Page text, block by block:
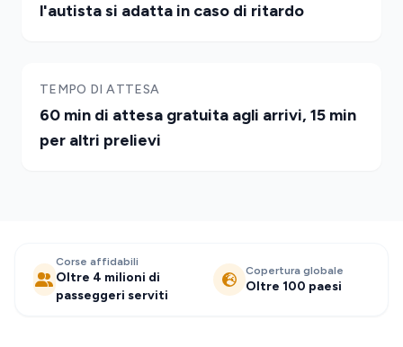
l'autista si adatta in caso di ritardo
TEMPO DI ATTESA
60 min di attesa gratuita agli arrivi, 15 min
per altri prelievi
Corse affidabili
Oltre 4 milioni di
passeggeri serviti
Copertura globale
Oltre 100 paesi